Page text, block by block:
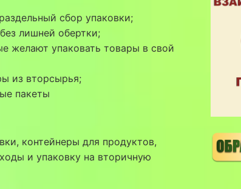
сбор упаковки;
лишней обертки;
желают упаковать товары в свой
из вторсырья;
пакеты
контейнеры для продуктов,
и упаковку на вторичную